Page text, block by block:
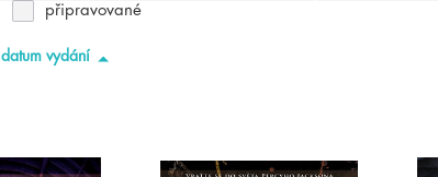
připravované
datum vydání